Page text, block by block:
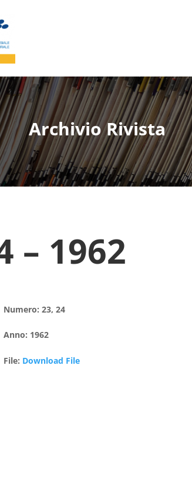
Archivio Rivista
– 1962
Numero: 23, 24
Anno: 1962
File: Download File